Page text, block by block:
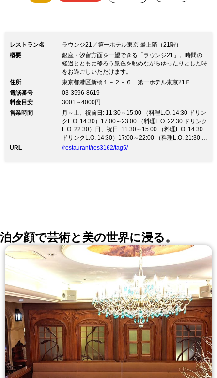
レストラン名
ラウンジ21／第一ホテル東京 最上階（21階）
概要
銀座・汐留方面を一望できる「ラウンジ21」。時間の
経過とともに移ろう景色を眺めながらゆったりとした時
をお過ごしいただけます。
住所
東京都港区新橋１－２－６ 第一ホテル東京21Ｆ
電話番号
03-3596-8619
料金目安
3001～4000円
営業時間
月～土、祝前日: 11:30～15:00 （料理L.O. 14:30 ドリン
クL.O. 14:30）17:00～23:00 （料理L.O. 22:30 ドリンク
L.O. 22:30）日、祝日: 11:30～15:00 （料理L.O. 14:30
ドリンクL.O. 14:30）17:00～22:00 （料理L.O. 21:30 ド
リンクL.O. 21:30）
URL /restaurant/res3162/tag5/
泊夕顔で芸術と美の世界に浸る。